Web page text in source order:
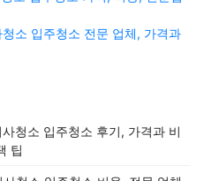
소 입주청소 전문 업체, 가격과
청소 입주청소 후기, 가격과 비
팁